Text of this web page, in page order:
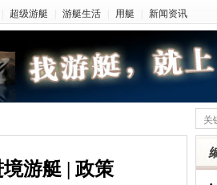
超级游艇 游艇生活 用艇 新闻资讯
游艇 | 政策